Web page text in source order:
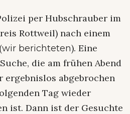
per Hubschrauber im
Rottweil) nach einem
wir berichteten). Eine
die am frühen Abend
ergebnislos abgebrochen
Tag wieder
ist. Dann ist der Gesuchte